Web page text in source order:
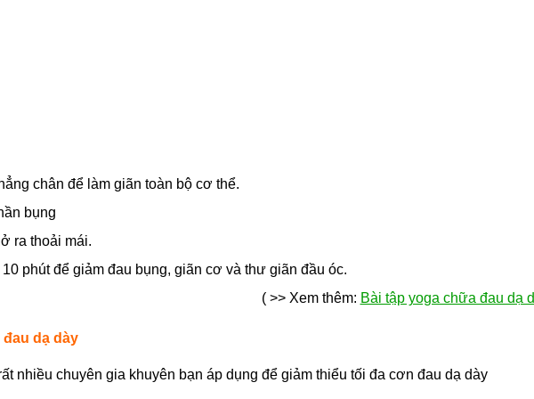
chân để làm giãn toàn bộ cơ thể.
bụng
ra thoải mái.
phút để giảm đau bụng, giãn cơ và thư giãn đầu óc.
( >> Xem thêm: Bài tập yoga chữa đau dạ
dạ dày
nhiều chuyên gia khuyên bạn áp dụng để giảm thiểu tối đa cơn đau dạ dày